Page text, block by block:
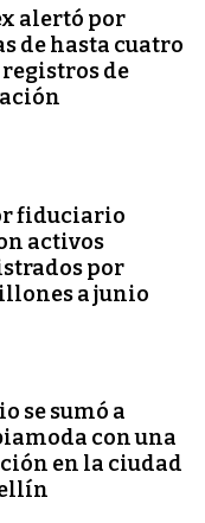
alertó por
de hasta cuatro
de
fiduciario
activos
por
a junio
se sumó a
con una
en la ciudad